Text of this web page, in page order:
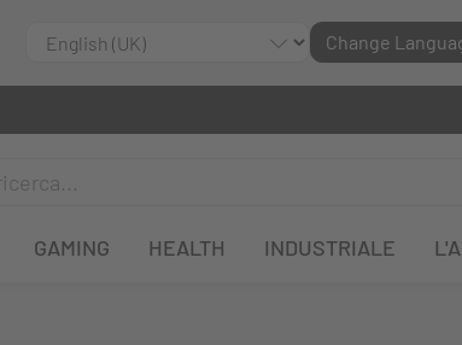
Change
GAMING HEALTH INDUSTRIALE